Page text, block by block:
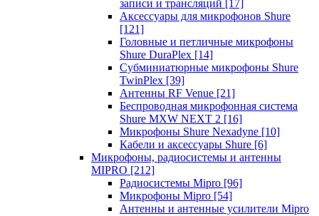
записи и трансляций [17]
Аксессуары для микрофонов Shure
[121]
Головные и петличные микрофоны
Shure DuraPlex [14]
Субминиатюрные микрофоны Shure
TwinPlex [39]
Антенны RF Venue [21]
Беспроводная микрофонная система
Shure MXW NEXT 2 [16]
Микрофоны Shure Nexadyne [10]
Кабели и аксессуары Shure [6]
Микрофоны, радиосистемы и антенны
MIPRO [212]
Радиосистемы Mipro [96]
Микрофоны Mipro [54]
Антенны и антенные усилители Mipro